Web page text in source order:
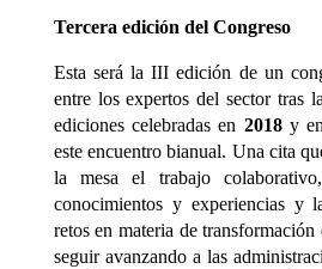
Tercera edición del Congreso
Esta será la III edición de un
entre los expertos del sector tras
ediciones celebradas en 2018y
este encuentro bianual. Una cita
la mesa el trabajo
conocimientos y experiencias y
retos en materia de
seguir avanzando a las